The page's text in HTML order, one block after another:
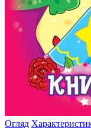
Огляд